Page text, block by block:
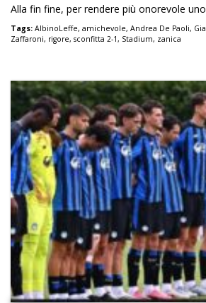
Alla fin fine, per rendere più onorevole
Tags: AlbinoLeffe, amichevole, Andrea De Paoli,
Zaffaroni, rigore, sconfitta 2-1, Stadium, zanica